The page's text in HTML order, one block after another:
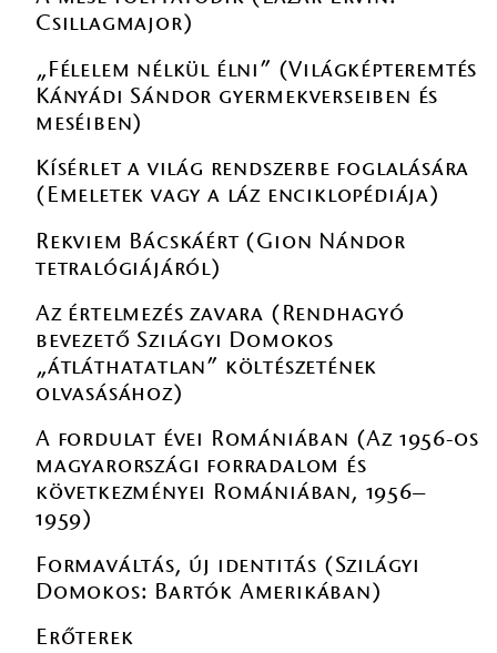
Csillagmajor)
„Félelem nélkül élni” (Világképteremtés
Kányádi Sándor gyermekverseiben és
meséiben)
Kísérlet a világ rendszerbe foglalására
(Emeletek vagy a láz enciklopédiája)
Rekviem Bácskáért (Gion Nándor
tetralógiájáról)
Az értelmezés zavara (Rendhagyó
bevezető Szilágyi Domokos
„átláthatatlan” költészetének
olvasásához)
A fordulat évei Romániában (Az 1956-os
magyarországi forradalom és
következményei Romániában, 1956–
1959)
Formaváltás, új identitás (Szilágyi
Domokos: Bartók Amerikában)
Erőterek